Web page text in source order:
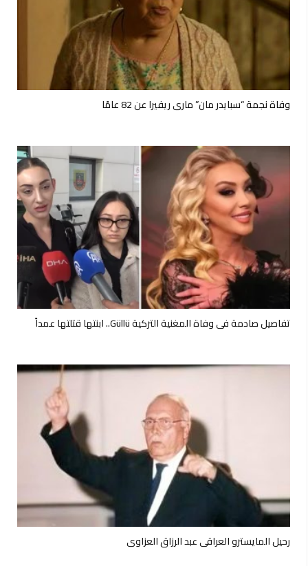
وفاة نجمة “سبايدر مان” ماري ريفيرا عن 82 عامًا
تفاصيل صادمة في وفاة المغنية التركية Güllü.. ابنتها قتلتها عمداً
رحيل المايسترو العراقي عبد الرزاق العزاوي